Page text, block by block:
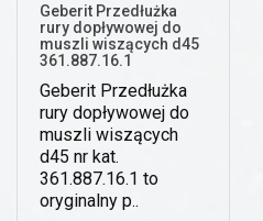
Geberit Przedłużka
rury dopływowej do
muszli wiszących d45
361.887.16.1
Geberit Przedłużka
rury dopływowej do
muszli wiszących
d45 nr kat.
361.887.16.1 to
oryginalny p..